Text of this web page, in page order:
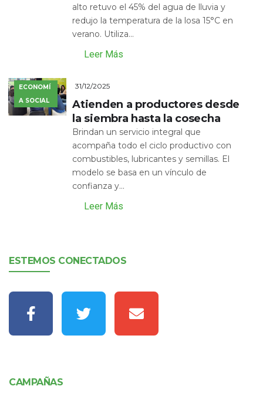
alto retuvo el 45% del agua de lluvia y
redujo la temperatura de la losa 15°C en
verano. Utiliza...
Leer Más
ECONOMÍ
A SOCIAL
31/12/2025
Atienden a productores desde
la siembra hasta la cosecha
Brindan un servicio integral que
acompaña todo el ciclo productivo con
combustibles, lubricantes y semillas. El
modelo se basa en un vínculo de
confianza y...
Leer Más
ESTEMOS CONECTADOS
CAMPAÑAS